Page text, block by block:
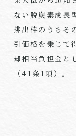
ない脱炭素成長
排出枠のうちそ
引価格を乗じて
却相当負担金と
（41条1項）。